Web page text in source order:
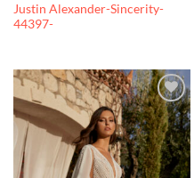
Justin Alexander-Sincerity-
44397-
Toevoegen
aan
verlanglijst